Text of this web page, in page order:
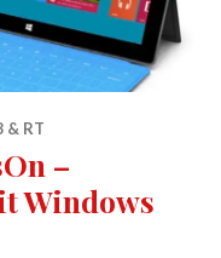
& RT
–
Windows